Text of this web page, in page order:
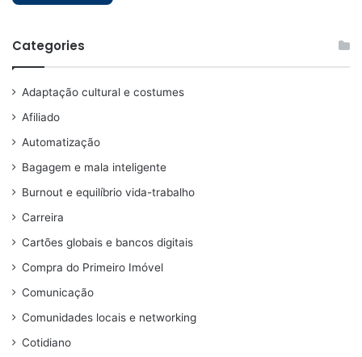
Categories
Adaptação cultural e costumes
Afiliado
Automatização
Bagagem e mala inteligente
Burnout e equilíbrio vida-trabalho
Carreira
Cartões globais e bancos digitais
Compra do Primeiro Imóvel
Comunicação
Comunidades locais e networking
Cotidiano